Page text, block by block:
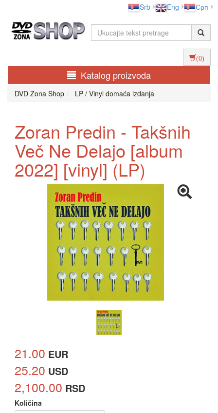
Srb Eng Срп
(0)
Katalog proizvoda
DVD Zona Shop LP / Vinyl domaća izdanja
Zoran Predin - Takšnih
Več Ne Delajo [album
2022] [vinyl] (LP)
21.00 EUR
25.20 USD
2,100.00 RSD
Količina